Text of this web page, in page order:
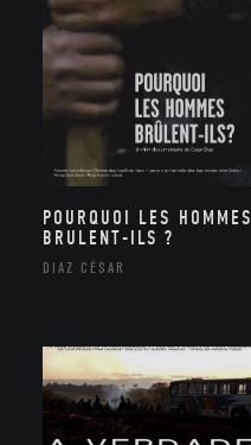
POURQUOI LES HOMMES
BRULENT-ILS ?
DIAZ CÉSAR